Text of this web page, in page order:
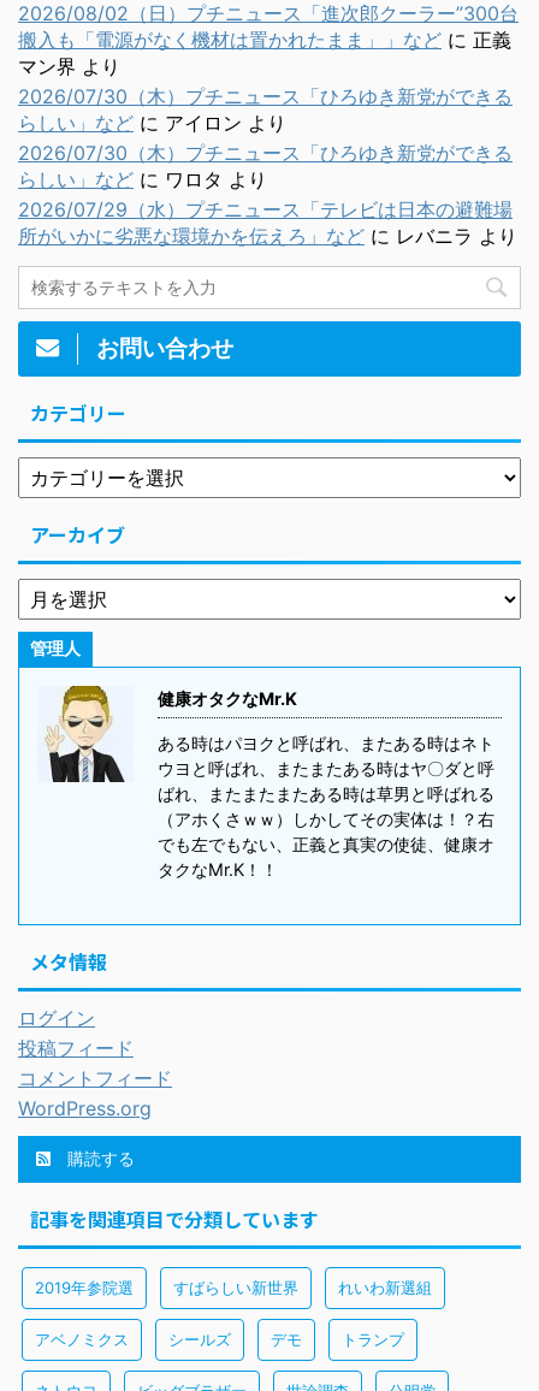
2026/08/02（日）プチニュース「進次郎クーラー”300台
搬入も「電源がなく機材は置かれたまま」」など に 正義
マン界 より
2026/07/30（木）プチニュース「ひろゆき新党ができる
らしい」など に アイロン より
2026/07/30（木）プチニュース「ひろゆき新党ができる
らしい」など に ワロタ より
2026/07/29（水）プチニュース「テレビは日本の避難場
所がいかに劣悪な環境かを伝えろ」など に レバニラ より
お問い合わせ
カテゴリー
アーカイブ
管理人
健康オタクなMr.K
ある時はパヨクと呼ばれ、またある時はネト
ウヨと呼ばれ、またまたある時はヤ〇ダと呼
ばれ、またまたまたある時は草男と呼ばれる
（アホくさｗｗ）しかしてその実体は！？右
でも左でもない、正義と真実の使徒、健康オ
タクなMr.K！！
メタ情報
ログイン
投稿フィード
コメントフィード
WordPress.org
購読する
記事を関連項目で分類しています
2019年参院選 すばらしい新世界 れいわ新選組
アベノミクス シールズ デモ トランプ